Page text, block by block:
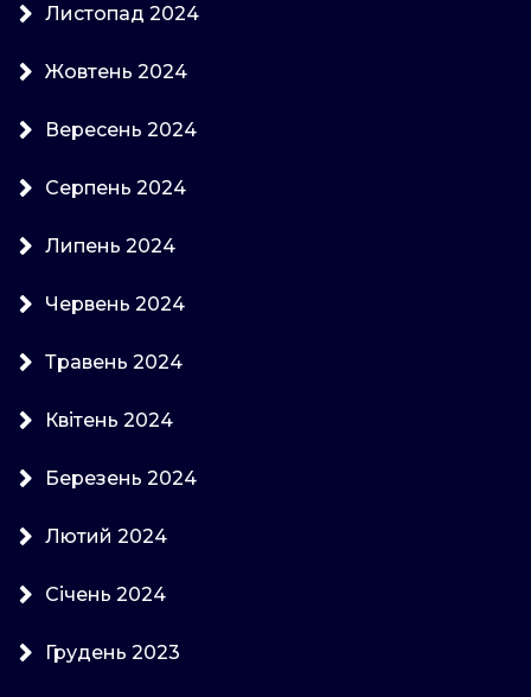
Листопад 2024
Жовтень 2024
Вересень 2024
Серпень 2024
Липень 2024
Червень 2024
Травень 2024
Квітень 2024
Березень 2024
Лютий 2024
Січень 2024
Грудень 2023